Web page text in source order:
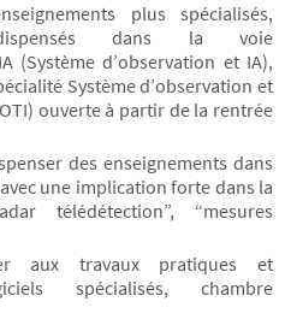
plus spécialisés,
dans la voie
(Système d’observation et IA),
Système d’observation et
ouverte à partir de la rentrée
des enseignements dans
une implication forte dans la
télédétection”, “mesures
aux travaux pratiques et
spécialisés, chambre